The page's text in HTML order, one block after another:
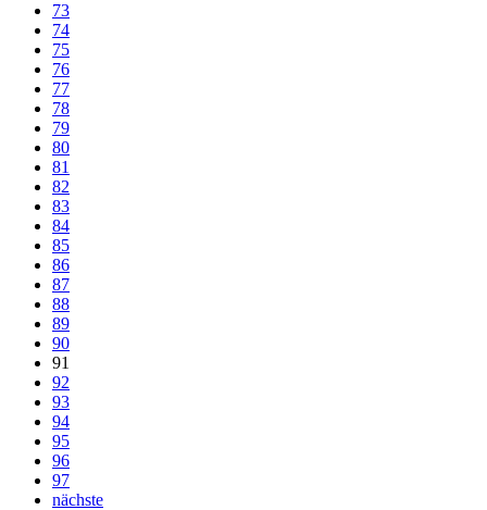
73
74
75
76
77
78
79
80
81
82
83
84
85
86
87
88
89
90
91
92
93
94
95
96
97
nächste